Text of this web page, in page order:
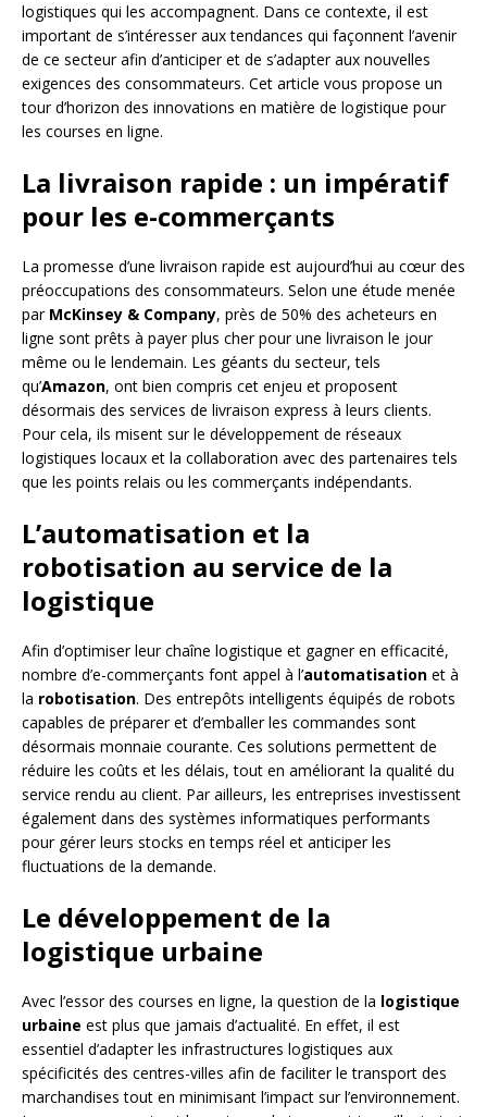
logistiques qui les accompagnent. Dans ce contexte, il est
important de s’intéresser aux tendances qui façonnent l’avenir
de ce secteur afin d’anticiper et de s’adapter aux nouvelles
exigences des consommateurs. Cet article vous propose un
tour d’horizon des innovations en matière de logistique pour
les courses en ligne.
La livraison rapide : un impératif
pour les e-commerçants
La promesse d’une livraison rapide est aujourd’hui au cœur des
préoccupations des consommateurs. Selon une étude menée
par McKinsey & Company, près de 50% des acheteurs en
ligne sont prêts à payer plus cher pour une livraison le jour
même ou le lendemain. Les géants du secteur, tels
qu’Amazon, ont bien compris cet enjeu et proposent
désormais des services de livraison express à leurs clients.
Pour cela, ils misent sur le développement de réseaux
logistiques locaux et la collaboration avec des partenaires tels
que les points relais ou les commerçants indépendants.
L’automatisation et la
robotisation au service de la
logistique
Afin d’optimiser leur chaîne logistique et gagner en efficacité,
nombre d’e-commerçants font appel à l’automatisation et à
la robotisation. Des entrepôts intelligents équipés de robots
capables de préparer et d’emballer les commandes sont
désormais monnaie courante. Ces solutions permettent de
réduire les coûts et les délais, tout en améliorant la qualité du
service rendu au client. Par ailleurs, les entreprises investissent
également dans des systèmes informatiques performants
pour gérer leurs stocks en temps réel et anticiper les
fluctuations de la demande.
Le développement de la
logistique urbaine
Avec l’essor des courses en ligne, la question de la logistique
urbaine est plus que jamais d’actualité. En effet, il est
essentiel d’adapter les infrastructures logistiques aux
spécificités des centres-villes afin de faciliter le transport des
marchandises tout en minimisant l’impact sur l’environnement.